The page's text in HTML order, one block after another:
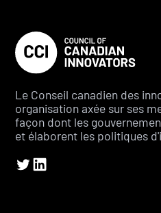
Le Conseil canadien des
organisation axée sur ses
façon dont les
et élaborent les politiques